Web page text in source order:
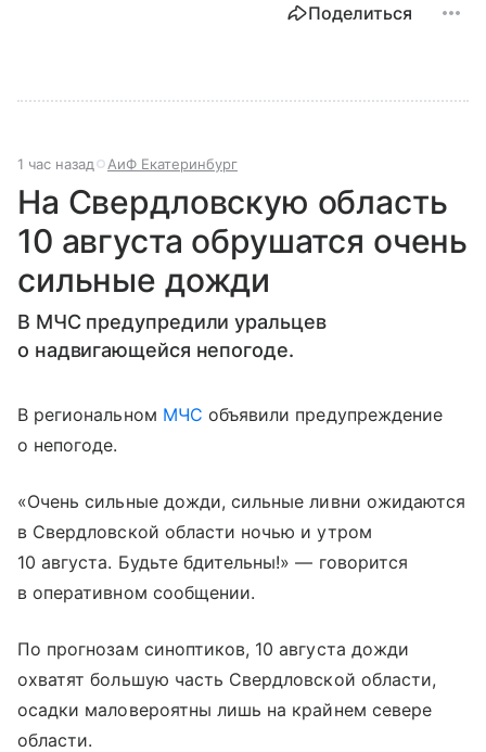
Поделиться
1 час назад АиФ Екатеринбург
На Свердловскую область
10 августа обрушатся очень
сильные дожди
В МЧС предупредили уральцев
о надвигающейся непогоде.
В региональном МЧС объявили предупреждение
о непогоде.
«Очень сильные дожди, сильные ливни ожидаются
в Свердловской области ночью и утром
10 августа. Будьте бдительны!» — говорится
в оперативном сообщении.
По прогнозам синоптиков, 10 августа дожди
охватят большую часть Свердловской области,
осадки маловероятны лишь на крайнем севере
области.